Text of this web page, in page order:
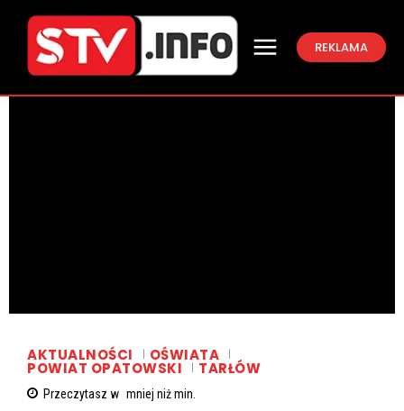
REKLAMA
AKTUALNOŚCI OŚWIATA
POWIAT OPATOWSKI TARŁÓW
Przeczytasz w mniej niżmin.